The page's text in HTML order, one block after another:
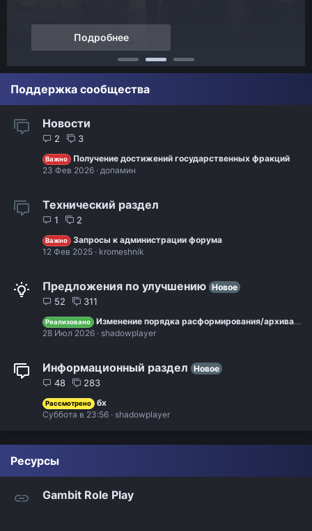
Подробнее
Поддержка сообщества
Новости
2 3
Важно
Получение достижений государственных фракций
23 Фев 2026 допамин
Технический раздел
1 2
Важно
Запросы к администрации форума
12 Фев 2025
kromeshnik
Предложения по улучшению Новое
52 311
Реализовано
Изменение порядка расформирования/архива подразделений
28 Июл 2026
shadowplayer
Информационный раздел Новое
48 283
Рассмотрено
бх
Суббота в 23:56
shadowplayer
Ресурсы
Gambit Role Play